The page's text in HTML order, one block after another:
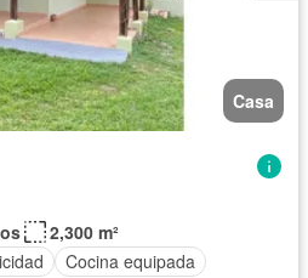
Casa
2,300 m²
Cocina equipada